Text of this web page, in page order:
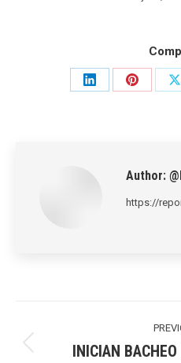
Share
Share
Author:
https://
navigation
INICIAN